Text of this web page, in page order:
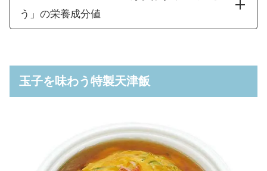
う」の栄養成分値
玉子を味わう特製天津飯